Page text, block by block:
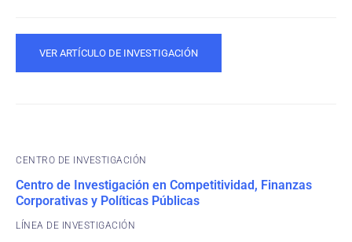
VER ARTÍCULO DE INVESTIGACIÓN
CENTRO DE INVESTIGACIÓN
Centro de Investigación en Competitividad, Finanzas
Corporativas y Políticas Públicas